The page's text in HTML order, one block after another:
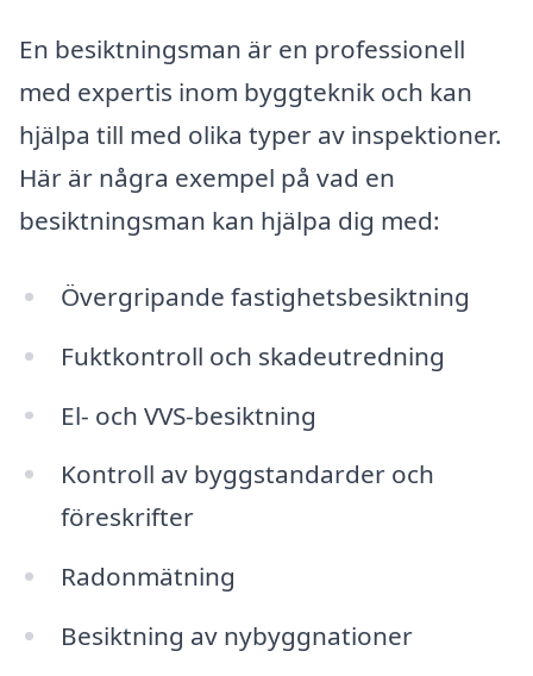
En besiktningsman är en professionell
med expertis inom byggteknik och kan
hjälpa till med olika typer av inspektioner.
Här är några exempel på vad en
besiktningsman kan hjälpa dig med:
Övergripande fastighetsbesiktning
Fuktkontroll och skadeutredning
El- och VVS-besiktning
Kontroll av byggstandarder och
föreskrifter
Radonmätning
Besiktning av nybyggnationer